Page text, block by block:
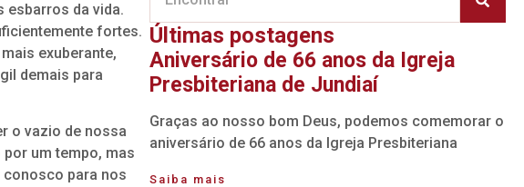
esbarros da vida.
fortes.
exuberante,
demais para
o vazio de nossa
um tempo, mas
conosco para nos
Últimas postagens
Aniversário de 66 anos da Igreja
Presbiteriana de Jundiaí
Graças ao nosso bom Deus, podemos comemorar o
aniversário de 66 anos da Igreja Presbiteriana
Saiba mais